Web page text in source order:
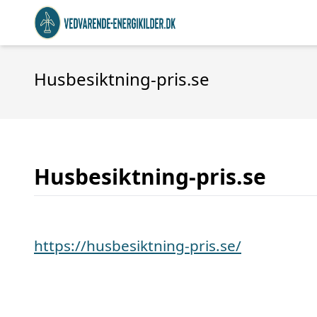
Husbesiktning-pris.se
Husbesiktning-pris.se
https://husbesiktning-pris.se/